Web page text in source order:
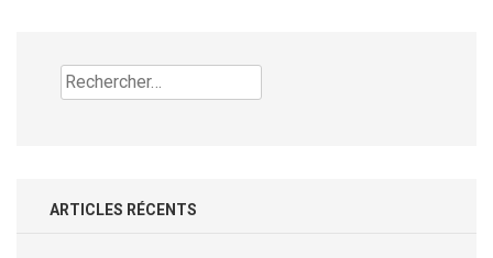
Rechercher :
ARTICLES RÉCENTS